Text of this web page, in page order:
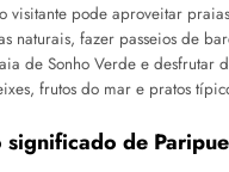
visitante pode aproveitar
naturais, fazer passeios de
de Sonho Verde e desfrutar
frutos do mar e pratos
significado de